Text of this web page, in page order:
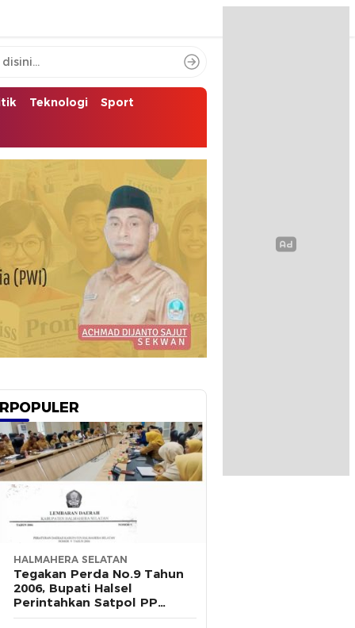
Teknologi Sport
HALMAHERA SELATAN
Tegakan Perda No.9 Tahun
2006, Bupati Halsel
Perintahkan Satpol PP
Terus Gelar Razia